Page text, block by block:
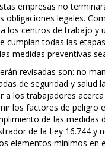
empresas no
obligaciones legales.
los centros de trabajo y
cumplan todas las
medidas preventivas
revisadas son: no
de seguridad y salud
a los trabajadores
los factores de peligro
de las medidas
de la Ley 16.744 y
elementos mínimos en